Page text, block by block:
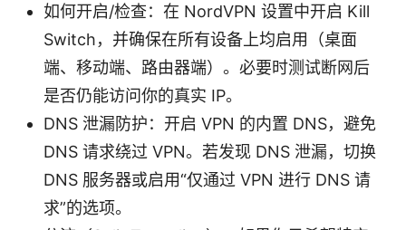
如何开启/检查：在 NordVPN 设置中开启 Kill
Switch，并确保在所有设备上均启用（桌面
端、移动端、路由器端）。必要时测试断网后
是否仍能访问你的真实 IP。
DNS 泄漏防护：开启 VPN 的内置 DNS，避免
DNS 请求绕过 VPN。若发现 DNS 泄漏，切换
DNS 服务器或启用“仅通过 VPN 进行 DNS 请
求”的选项。